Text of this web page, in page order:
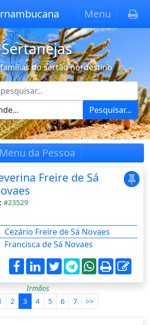
Menu
do sertão nordestino
Pesquisar...
da Pessoa
Freire de Sá
#23529
Cezário Freire de Sá Novaes
Francisca de Sá Novaes
Irmãos
2 3 4 5 6 7 >>